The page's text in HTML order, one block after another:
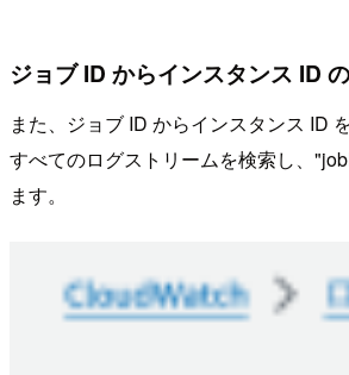
ジョブ ID からインスタンス ID
また、ジョブ ID からインスタンス ID
すべてのログストリームを検索し、
ます。